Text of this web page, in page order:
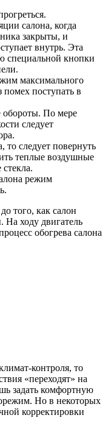
салона, когда
закрыты, и
внутрь. Эта
специальной кнопки
максимального
помех поступать в
обороты. По мере
следует
то следует повернуть
теплые воздушные
режим
того, как салон
На ходу двигатель
обогрева салона
контроля, то
«переходят» на
задать комфортную
Но в некоторых
корректировки